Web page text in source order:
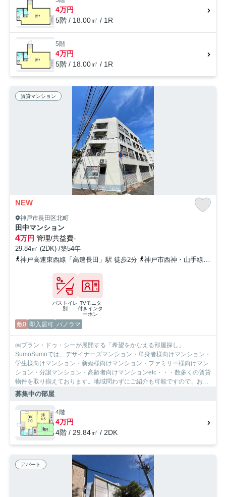
4万円
5階 / 18.00㎡ / 1R
5階
4万円
5階 / 18.00㎡ / 1R
賃貸マンション
NEW
神戸市長田区北町
田中マンション
4万円 管理/共益費-
29.84㎡ (2DK) /築54年
神戸高速東西線「高速長田」駅 徒歩2分
神戸市西神・山手線「長田」駅 徒歩3分
バストイレ
別
TVモニタ
付きインタ
ーホン
敷0 即入居可 パノラマ
㈱プラン・ドゥ・シーが展開する「希望をかなえる部屋探し」
SumoSumoでは、デザイナーズマンション・単身者様向けマンション・
学生様向けマンション・新婚様向けマンション・ファミリー様向けマン
ション・分譲マンション・高齢者向けマンションetc・・・数多くの賃貸
物件を取り揃えております。地域問わずにご紹介も可能ですので、お気
軽にご相談下さいませ。
募集中の部屋
4階
4万円
4階 / 29.84㎡ / 2DK
アパート